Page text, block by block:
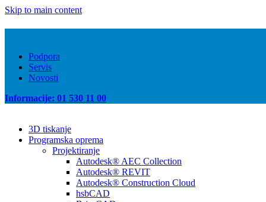
Skip to main content
Podpora
Servis
Novosti
Informacije: 01 530 11 00
3D tiskanje
Programska oprema
Projektiranje
Autodesk® AEC Collection
Autodesk® REVIT
Autodesk® Construction Cloud
hsbCAD